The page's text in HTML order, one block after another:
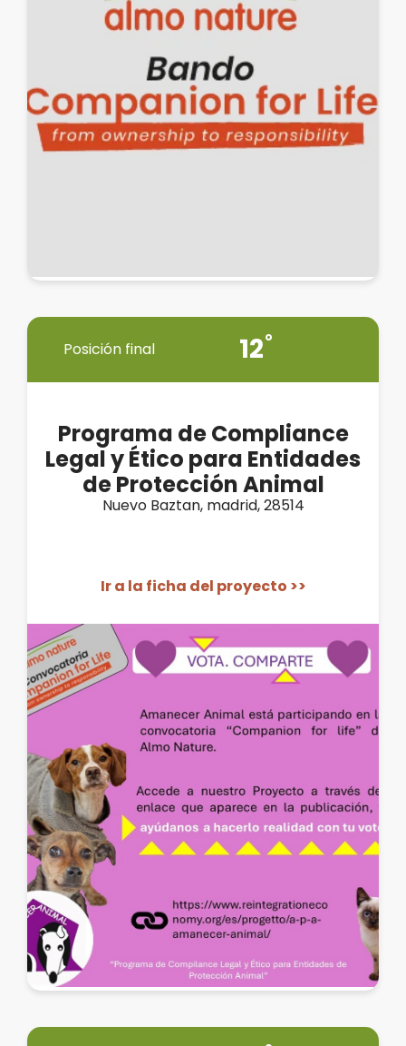
Posición final 12
Programa de Compliance
Legal y Ético para Entidades
de Protección Animal
Nuevo Baztan, madrid, 28514
Ir a la ficha del proyecto >>